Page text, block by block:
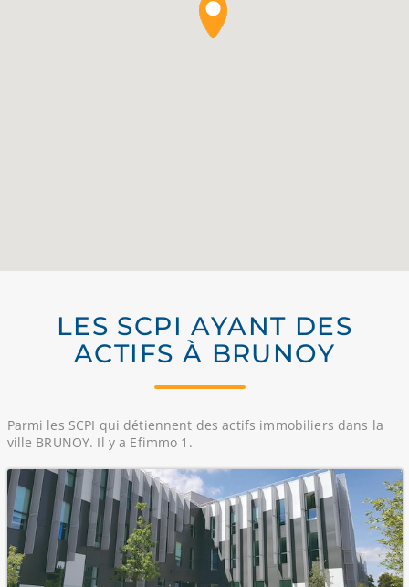
LES SCPI AYANT DES
ACTIFS À BRUNOY
Parmi les SCPI qui détiennent des actifs immobiliers dans la
ville BRUNOY. Il y a Efimmo 1.